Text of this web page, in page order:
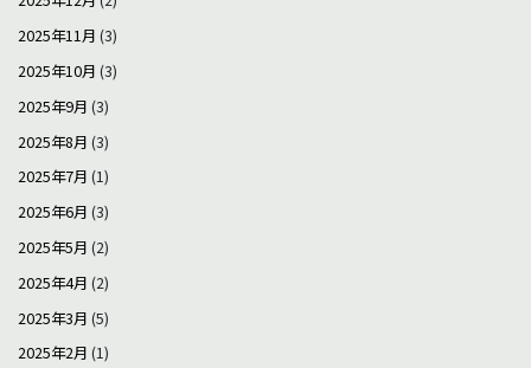
2025年11月 (3)
2025年10月 (3)
2025年9月 (3)
2025年8月 (3)
2025年7月 (1)
2025年6月 (3)
2025年5月 (2)
2025年4月 (2)
2025年3月 (5)
2025年2月 (1)